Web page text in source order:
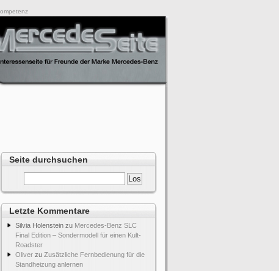
Seite durchsuchen
Letzte Kommentare
Silvia Holenstein zu Mercedes-Benz SLC
Final Edition – Sondermodell für einen Kult-
Roadster
Oliver zu Zusätzliche Fernbedienung für die
Standheizung anlernen